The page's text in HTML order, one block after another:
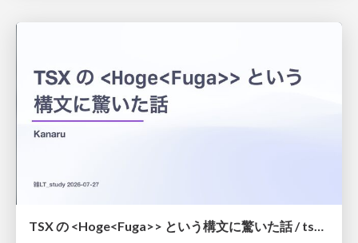
TSX の <Hoge<Fuga>> という構文に驚いた話 / tsx-type-argument-syntax